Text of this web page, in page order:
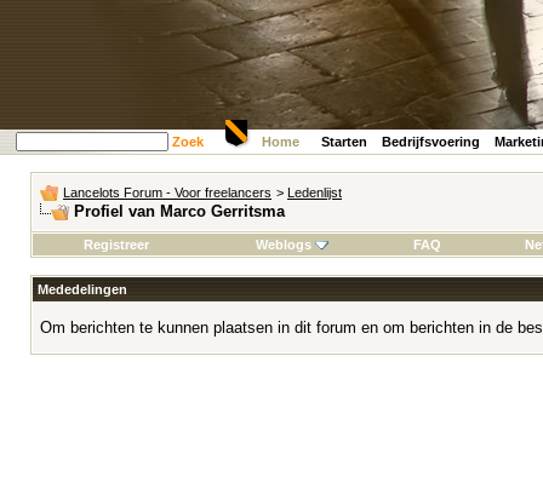
Zoek Home Starten Bedrijfsvoering
Lancelots Forum - Voor freelancers > Ledenlijst
Profiel van Marco Gerritsma
Registreer Weblogs FAQ
Mededelingen
Om berichten te kunnen plaatsen in dit forum en om berichten in de